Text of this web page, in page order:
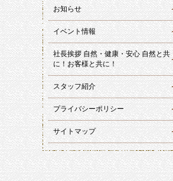
お知らせ
イベント情報
社長挨拶 自然・健康・安心 自然と共
に！お客様と共に！
スタッフ紹介
プライバシーポリシー
サイトマップ